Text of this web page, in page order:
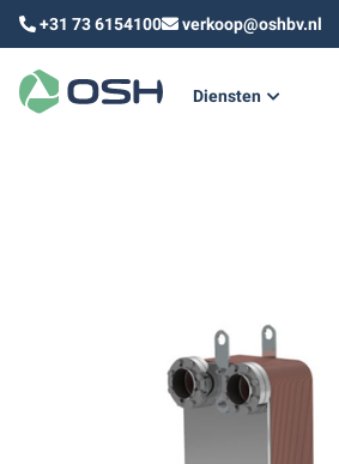
+31 73 6154100 verkoop@oshbv.nl
Diensten